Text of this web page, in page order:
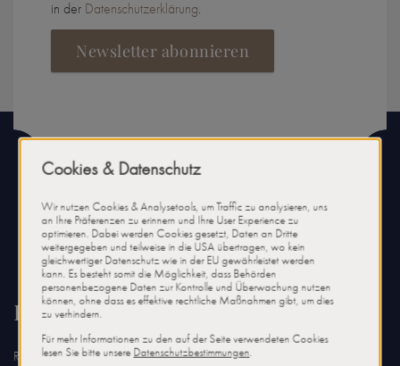
in der Datenschutzerklärung.
Newsletter abonnieren
Kontakt
Relais & Châteaux Hotel Tennerhof